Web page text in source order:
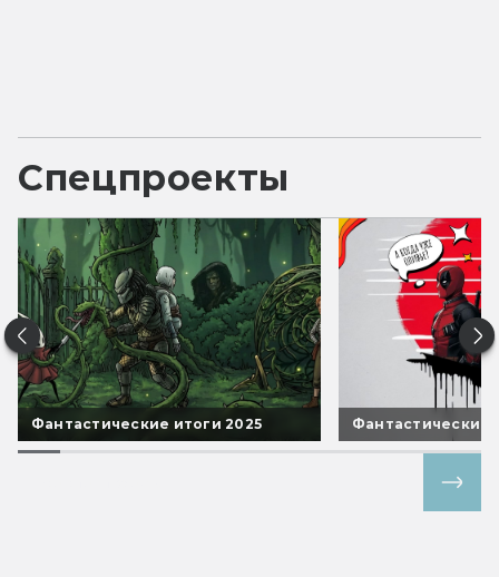
Спецпроекты
Фантастические итоги 2025 Фантастические